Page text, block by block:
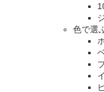
色で選